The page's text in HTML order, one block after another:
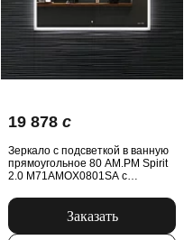
19 878 c
Зеркало с подсветкой в ванную
прямоугольное 80 AM.PM Spirit
2.0 M71AMOX0801SA с
Заказать